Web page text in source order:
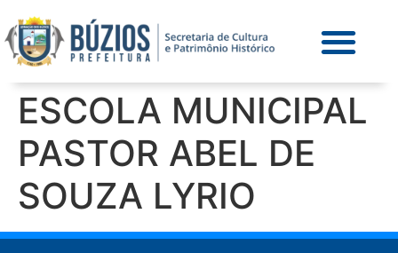
ESCOLA MUNICIPAL
PASTOR ABEL DE
SOUZA LYRIO